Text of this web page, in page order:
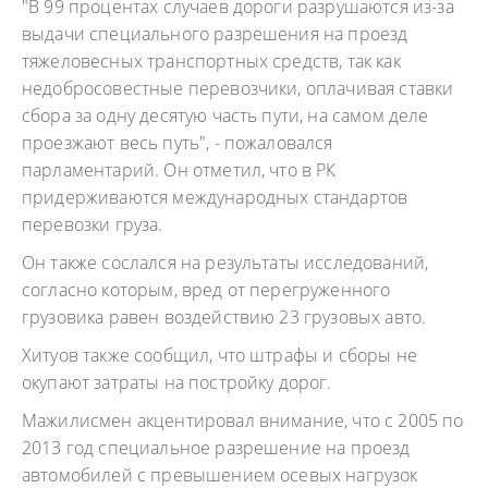
"В 99 процентах случаев дороги разрушаются из-за
выдачи специального разрешения на проезд
тяжеловесных транспортных средств, так как
недобросовестные перевозчики, оплачивая ставки
сбора за одну десятую часть пути, на самом деле
проезжают весь путь", - пожаловался
парламентарий. Он отметил, что в РК
придерживаются международных стандартов
перевозки груза.
Он также сослался на результаты исследований,
согласно которым, вред от перегруженного
грузовика равен воздействию 23 грузовых авто.
Хитуов также сообщил, что штрафы и сборы не
окупают затраты на постройку дорог.
Мажилисмен акцентировал внимание, что с 2005 по
2013 год специальное разрешение на проезд
автомобилей с превышением осевых нагрузок